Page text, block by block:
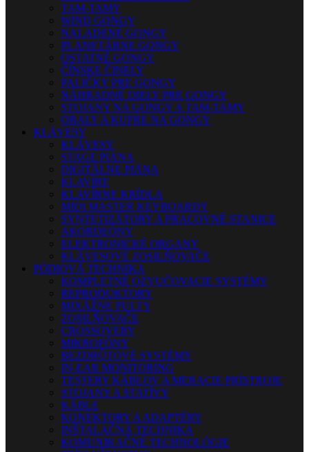
TAM-TAMY
WIND GONGY
NALADENÉ GONGY
PLANETÁRNE GONGY
OSTATNÉ GONGY
ČÍNSKE ČINELY
PALIČKY PRE GONGY
NÁHRADNÉ DIELY PRE GONGY
STOJANY NA GONGY A TAM-TAMY
OBALY A KUFRE NA GONGY
KLÁVESY
KLÁVESY
STAGE PIÁNA
DIGITÁLNE PIÁNA
KLAVÍRE
KLAVÍRNE KRÍDLA
MIDI MASTER KEYBOARDY
SYNTETIZÁTORY A PRACOVNÉ STANICE
AKORDEÓNY
ELEKTRONICKÉ ORGANY
KLÁVESOVÉ ZOSILŇOVAČE
PÓDIOVÁ TECHNIKA
KOMPLETNÉ OZVUČOVACIE SYSTÉMY
REPRODUKTORY
MIXÁŽNE PULTY
ZOSILŇOVAČE
CROSSOVERY
MIKROFÓNY
BEZDRÔTOVÉ SYSTÉMY
IN-EAR MONITORING
TESTERY KÁBLOV A MERACIE PRÍSTROJE
STOJANY A STATÍVY
KÁBLE
KONEKTORY A ADAPTÉRY
INŠTALAČNÁ TECHNIKA
KOMUNIKAČNÉ TECHNOLÓGIE